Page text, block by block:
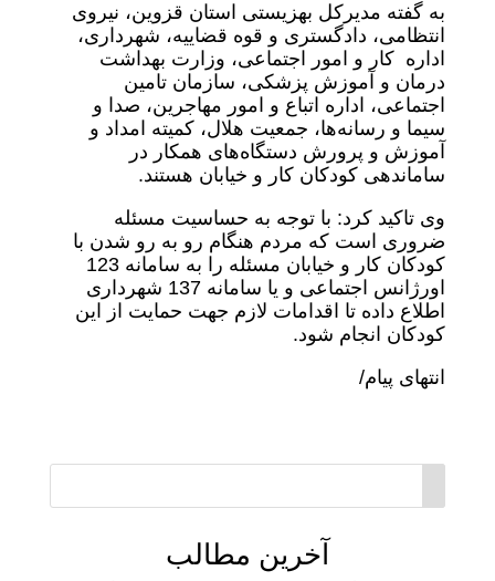
به گفته مدیرکل بهزیستی استان قزوین، نیروی
انتظامی، دادگستری و قوه قضاییه، شهرداری،
اداره کار و امور اجتماعی، وزارت بهداشت
درمان و آموزش پزشکی، سازمان تامین
اجتماعی، اداره اتباع و امور مهاجرین، صدا و
سیما و رسانه‌ها، جمعیت هلال، کمیته امداد و
آموزش و پرورش دستگاه‌های همکار در
ساماندهی کودکان کار و خیابان هستند.
وی تاکید کرد: با توجه به حساسیت مسئله
ضروری است که مردم هنگام رو به رو شدن با
کودکان کار و خیابان مسئله را به سامانه 123
اورژانس اجتماعی و یا سامانه 137 شهرداری
اطلاع داده تا اقدامات لازم جهت حمایت از این
کودکان انجام شود.
انتهای پیام/
آخرین مطالب